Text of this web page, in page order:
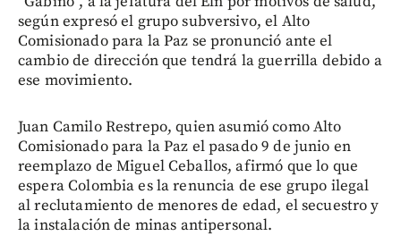
según expresó el grupo subversivo, el Alto
Comisionado para la Paz se pronunció ante el
cambio de dirección que tendrá la guerrilla debido a
ese movimiento.
Juan Camilo Restrepo, quien asumió como Alto
Comisionado para la Paz el pasado 9 de junio en
reemplazo de Miguel Ceballos, afirmó que lo que
espera Colombia es la renuncia de ese grupo ilegal
al reclutamiento de menores de edad, el secuestro y
la instalación de minas antipersonal.